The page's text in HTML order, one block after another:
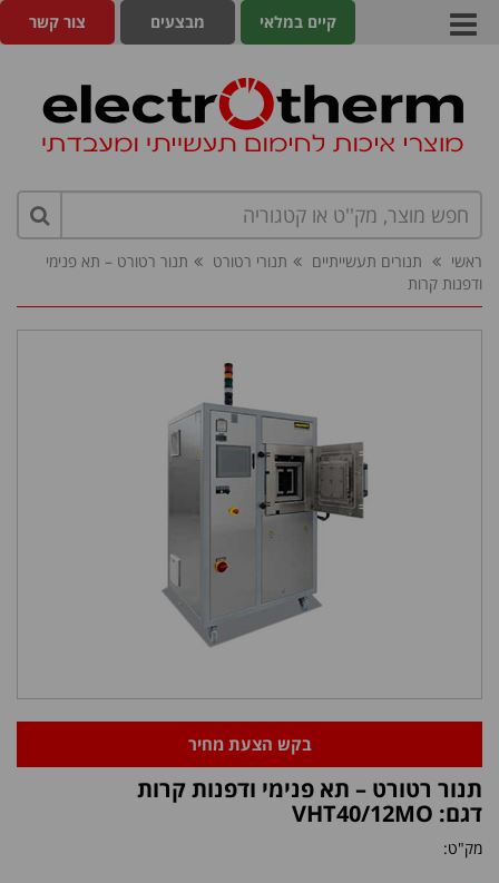
צור קשר מבצעים קיים במלאי
ראשי תנורים תעשייתיים תנורי רטורט
תנור רטורט – תא פנימי
ודפנות קרות
בקש הצעת מחיר
תנור רטורט – תא פנימי ודפנות קרות
דגם: VHT40/12MO
מק"ט: